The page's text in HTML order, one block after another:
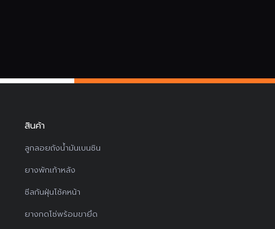
สินค้า
ลูกลอยถังน้ำมันเบนซิน
ยางพักเท้าหลัง
ซีลกันฝุ่นโช้คหน้า
ยางกดโซ่พร้อมขายึด